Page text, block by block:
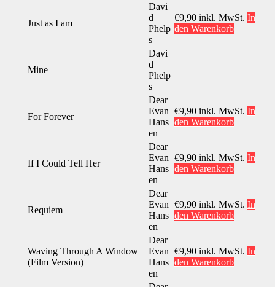
Just as I am
Davi
d
Phelp
s
€9,90 inkl. MwSt. In
den Warenkorb
Mine
Davi
d
Phelp
s
For Forever
Dear
Evan
Hans
en
€9,90 inkl. MwSt. In
den Warenkorb
If I Could Tell Her
Dear
Evan
Hans
en
€9,90 inkl. MwSt. In
den Warenkorb
Requiem
Dear
Evan
Hans
en
€9,90 inkl. MwSt. In
den Warenkorb
Waving Through A Window
(Film Version)
Dear
Evan
Hans
en
€9,90 inkl. MwSt. In
den Warenkorb